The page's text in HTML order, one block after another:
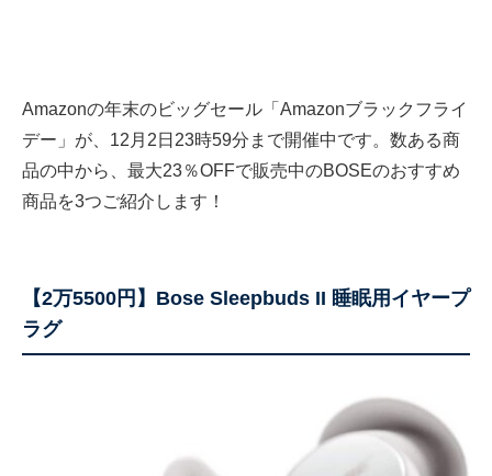
Amazonの年末のビッグセール「Amazonブラックフライ
デー」が、12月2日23時59分まで開催中です。数ある商
品の中から、最大23％OFFで販売中のBOSEのおすすめ
商品を3つご紹介します！
【2万5500円】Bose Sleepbuds II 睡眠用イヤープ
ラグ